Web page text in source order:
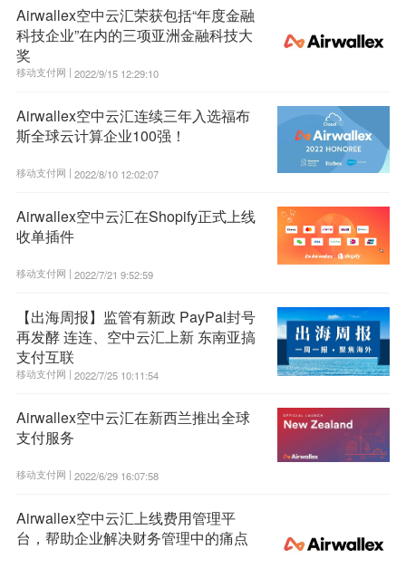
Airwallex空中云汇荣获包括“年度金融
科技企业”在内的三项亚洲金融科技大
奖
移动支付网 | 2022/9/15 12:29:10
Airwallex空中云汇连续三年入选福布
斯全球云计算企业100强！
移动支付网 | 2022/8/10 12:02:07
Airwallex空中云汇在Shopify正式上线
收单插件
移动支付网 | 2022/7/21 9:52:59
【出海周报】监管有新政 PayPal封号
再发酵 连连、空中云汇上新 东南亚搞
支付互联
移动支付网 | 2022/7/25 10:11:54
Airwallex空中云汇在新西兰推出全球
支付服务
移动支付网 | 2022/6/29 16:07:58
Airwallex空中云汇上线费用管理平
台，帮助企业解决财务管理中的痛点